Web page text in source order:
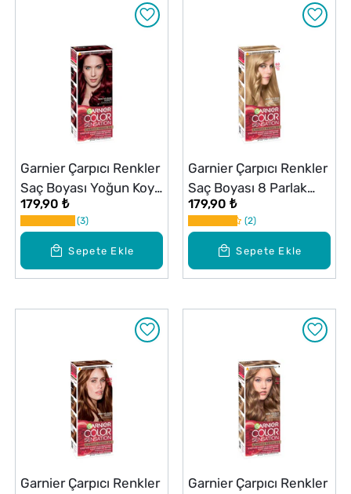
Sepete Ekle
Garnier Çarpıcı Renkler
Saç Boyası Yoğun Koyu
Kızıl No: 4,60
179,90 ₺
3
Sepete Ekle
Garnier Çarpıcı Renkler
Saç Boyası 8 Parlak
Koyu Sarı
179,90 ₺
2
Garnier Çarpıcı Renkler
Garnier Çarpıcı Renkler